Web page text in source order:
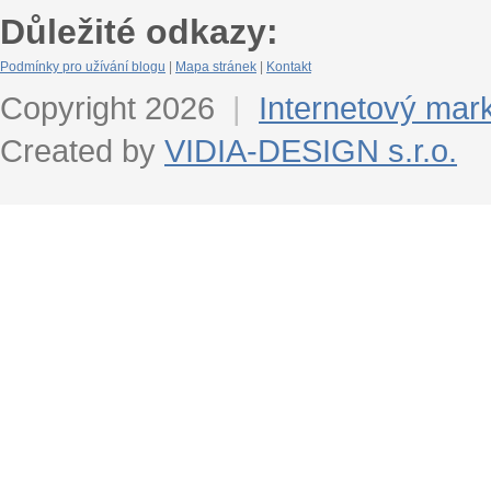
Důležité odkazy:
Podmínky pro užívání blogu Mapa stránek Kontakt
Copyright 2026 |
Internetový
Created by VIDIA-DESIGN s.r.o.